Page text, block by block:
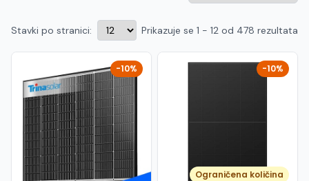
Hrvatski EN
Crnogorski
MK Македонски
Stavki po stranici: Prikazuje se 1 - 12 od 478 rezultata
-10% -10%
Ograničena količina